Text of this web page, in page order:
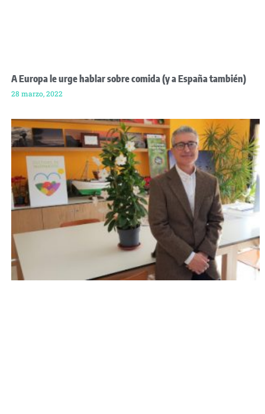
A Europa le urge hablar sobre comida (y a España también)
28 marzo, 2022